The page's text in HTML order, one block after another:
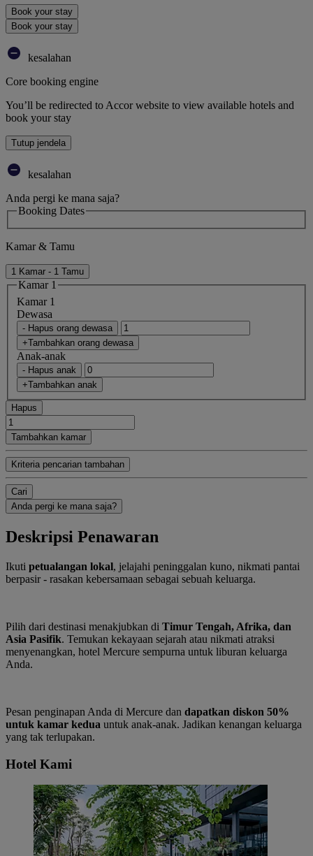
Book your stay
Book your stay
kesalahan
Core booking engine
You’ll be redirected to Accor website to view available hotels and
book your stay
Tutup jendela
kesalahan
Anda pergi ke mana saja?
Booking Dates
Kamar & Tamu
1 Kamar - 1 Tamu
Kamar 1
Kamar 1
Dewasa
- Hapus orang dewasa
+Tambahkan orang dewasa
Anak-anak
- Hapus anak
+Tambahkan anak
Hapus
Tambahkan kamar
Kriteria pencarian tambahan
Cari
Anda pergi ke mana saja?
Deskripsi Penawaran
Ikuti petualangan lokal, jelajahi peninggalan kuno, nikmati pantai
berpasir - rasakan kebersamaan sebagai sebuah keluarga.
Pilih dari destinasi menakjubkan di Timur Tengah, Afrika, dan
Asia Pasifik. Temukan kekayaan sejarah atau nikmati atraksi
menyenangkan, hotel Mercure sempurna untuk liburan keluarga
Anda.
Pesan penginapan Anda di Mercure dan dapatkan diskon 50%
untuk kamar kedua untuk anak-anak. Jadikan kenangan keluarga
yang tak terlupakan.
Hotel Kami